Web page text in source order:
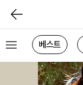
베스트